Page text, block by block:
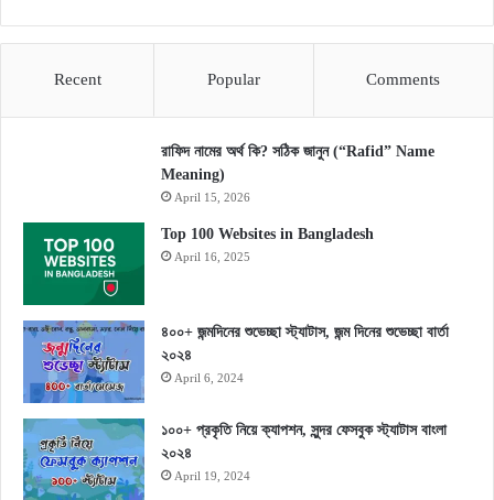
Recent Popular Comments
রাফিদ নামের অর্থ কি? সঠিক জানুন (“Rafid” Name
Meaning)
April 15, 2026
Top 100 Websites in Bangladesh
April 16, 2025
৪০০+ জন্মদিনের শুভেচ্ছা স্ট্যাটাস, জন্ম দিনের শুভেচ্ছা বার্তা
২০২৪
April 6, 2024
১০০+ প্রকৃতি নিয়ে ক্যাপশন, সুন্দর ফেসবুক স্ট্যাটাস বাংলা
২০২৪
April 19, 2024